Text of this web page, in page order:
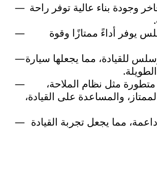
وجودة بناء عالية توفر راحة
يوفر أداءً ممتازًا وقوة
للقيادة، مما يجعلها سيارة
مثل نظام الملاحة،
والمساعدة على القيادة،
مما يجعل تجربة القيادة